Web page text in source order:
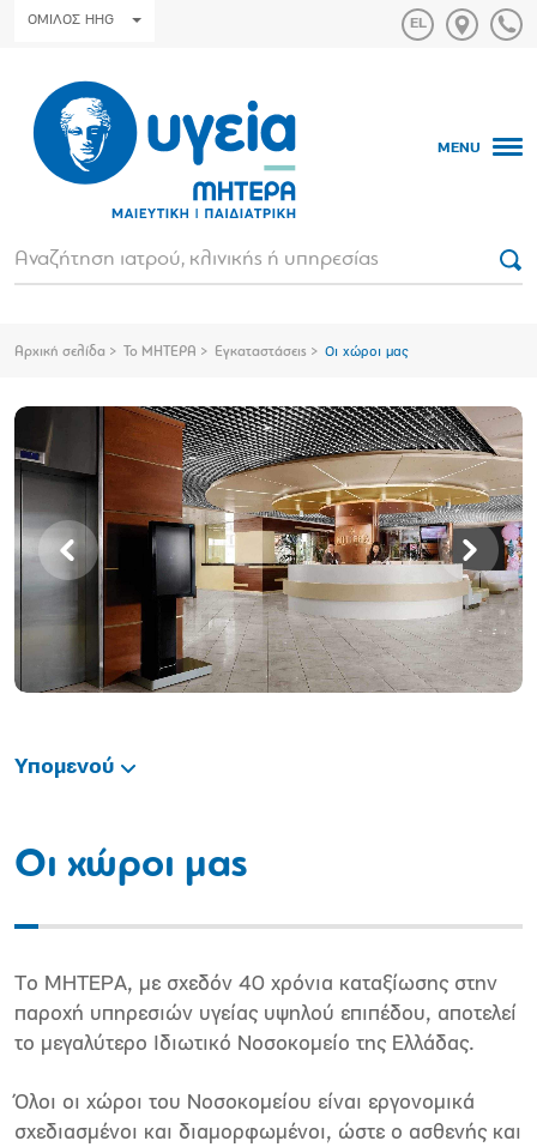
ΟΜΙΛΟΣ HHG
MENU
Αρχική σελίδα Το ΜΗΤΕΡΑ Εγκαταστάσεις Oι χώροι μας
Υπομενού
Oι χώροι μας
Το ΜΗΤΕΡΑ, με σχεδόν 40 χρόνια καταξίωσης στην
παροχή υπηρεσιών υγείας υψηλού επιπέδου, αποτελεί
το μεγαλύτερο Ιδιωτικό Νοσοκομείο της Ελλάδας.
Όλοι οι χώροι του Νοσοκομείου είναι εργονομικά
σχεδιασμένοι και διαμορφωμένοι, ώστε ο ασθενής και